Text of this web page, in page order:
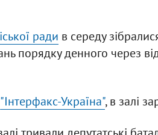
ради в середу
порядку денного через
"Інтерфакс-Україна", в залі